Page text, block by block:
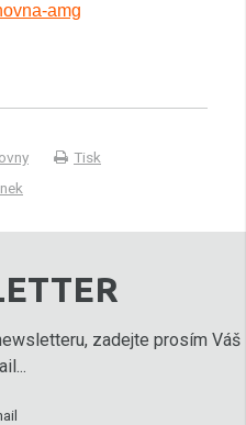
amg
Tisk
zadejte prosím Váš